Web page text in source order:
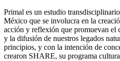
Primal es un estudio
México que se involucra en la
acción y reflexión que promuevan el
y la difusión de nuestros legados
principios, y con la intención de
crearon SHARE, su programa